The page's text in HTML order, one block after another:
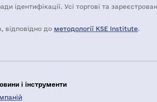
ідентифікації. Усі торгові та
відповідно до методології KSE Institute.
і інструменти